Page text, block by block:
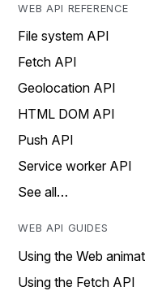
WEB API REFERENCE
File system API
Fetch API
Geolocation API
HTML DOM API
Push API
Service worker API
See all…
WEB API GUIDES
Using the Web
Using the Fetch API